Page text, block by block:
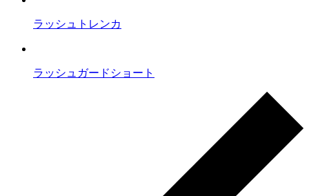
ラッシュトレンカ
ラッシュガードショート